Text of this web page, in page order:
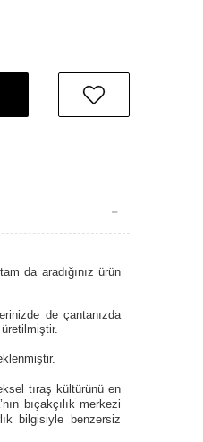
tam da aradığınız ürün
de çantanızda
tıraş kültürünü en
bıçakçılık merkezi
bilgisiyle benzersiz